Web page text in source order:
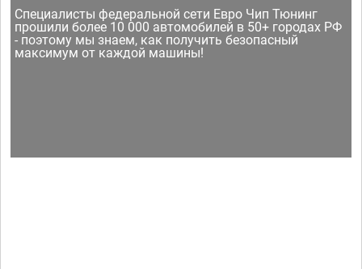
Специалисты федеральной сети Евро Чип Тюнинг
прошили более 10 000 автомобилей в 50+ городах РФ
- поэтому мы знаем, как получить безопасный
максимум от каждой машины!